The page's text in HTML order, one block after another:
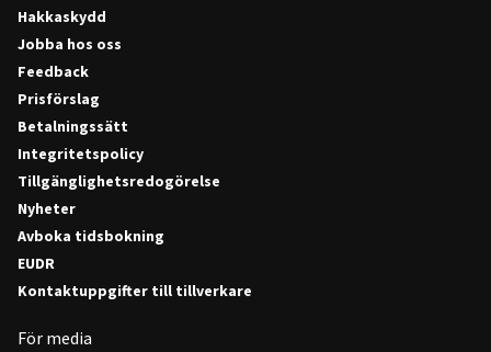
Hakkaskydd
Jobba hos oss
Feedback
Prisförslag
Betalningssätt
Integritetspolicy
Tillgänglighetsredogörelse
Nyheter
Avboka tidsbokning
EUDR
Kontaktuppgifter till tillverkare
För media